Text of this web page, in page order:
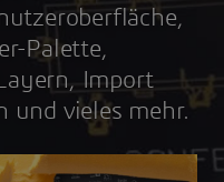
Palette,
Import
und vieles mehr.